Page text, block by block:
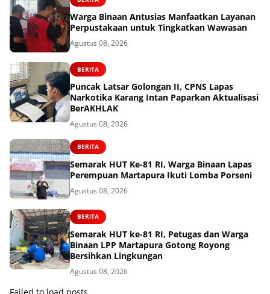
Warga Binaan Antusias Manfaatkan Layanan
Perpustakaan untuk Tingkatkan Wawasan
Agustus 08, 2026
BERITA
Puncak Latsar Golongan II, CPNS Lapas
Narkotika Karang Intan Paparkan Aktualisasi
BerAKHLAK
Agustus 08, 2026
BERITA
Semarak HUT Ke-81 RI, Warga Binaan Lapas
Perempuan Martapura Ikuti Lomba Porseni
Agustus 08, 2026
BERITA
Semarak HUT ke-81 RI, Petugas dan Warga
Binaan LPP Martapura Gotong Royong
Bersihkan Lingkungan
Agustus 08, 2026
Failed to load posts.